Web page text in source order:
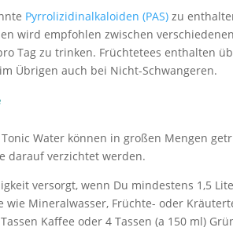
Pyrrolizidinalkaloiden (PAS) zu
wird empfohlen zwischen
Tag zu trinken. Früchtetees enthalten
Übrigen auch bei Nicht-Schwangeren.
Water können in großen Mengen
darauf verzichtet werden.
versorgt, wenn Du mindestens 1,5
Mineralwasser, Früchte- oder
Kaffee oder 4 Tassen (a 150 ml)